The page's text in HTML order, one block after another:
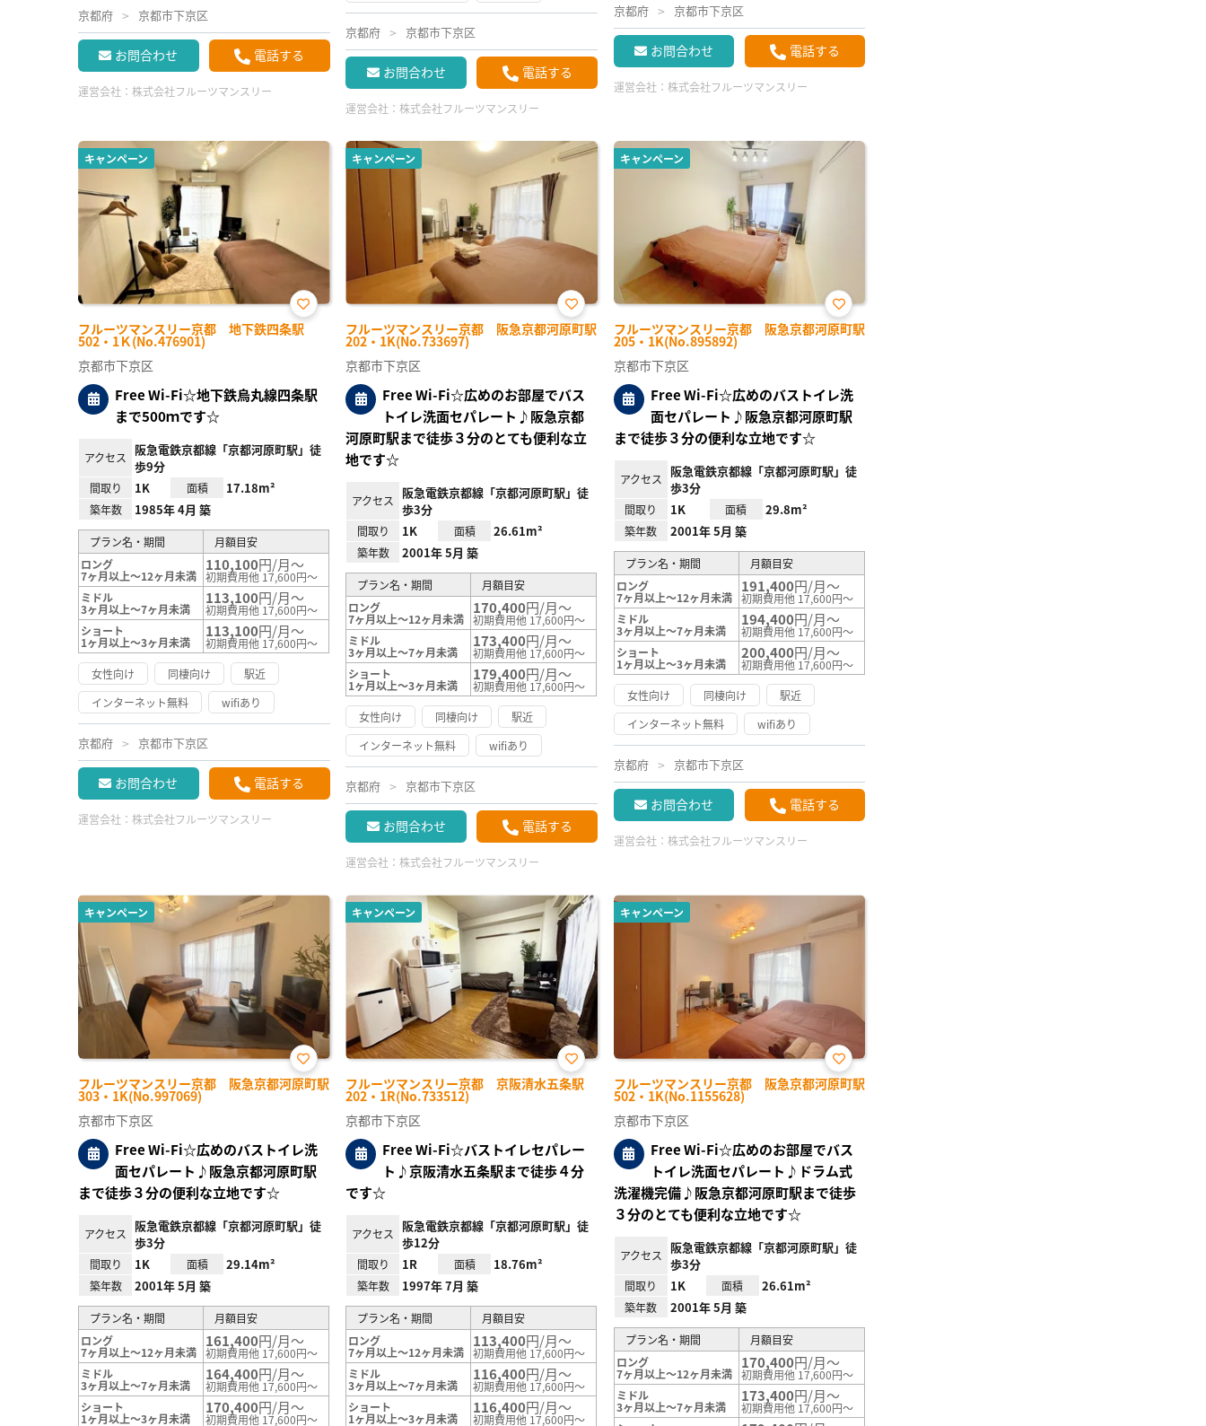
京都府 京都市下京区
お問合わせ 電話する
運営会社： 株式会社フルーツマンスリー
京都府 京都市下京区
お問合わせ 電話する
運営会社：株式会社フルーツマンスリー
京都府 京都市下京区
お問合わせ 電話する
運営会社： 株式会社フルーツマンスリー
キャンペーン
フルーツマンスリー京都 地下鉄四条駅
502・1Ｋ(No.476901)
お気
に入
京都市下京区
Free Wi-Fi☆地下鉄烏丸線四条駅
まで500ｍです☆
アクセス
阪急電鉄京都線「京都河原町駅」徒
歩9分
間取り 1K 面積 17.18m²
築年数 1985年 4月 築
プラン名・期間
月額目安
ロング
7ヶ月以上～12ヶ月未満
110,100円/月～
初期費用他 17,600円～
ミドル
3ヶ月以上～7ヶ月未満
113,100円/月～
初期費用他 17,600円～
ショート
1ヶ月以上～3ヶ月未満
113,100円/月～
初期費用他 17,600円～
女性向け
同棲向け
駅近
インターネット無料
wifiあり
京都府 京都市下京区
お問合わせ 電話する
運営会社： 株式会社フルーツマンスリー
キャンペーン
フルーツマンスリー京都 阪急京都河原町駅
202・1K(No.733697)
お気
に入
京都市下京区
Free Wi-Fi☆広めのお部屋でバス
トイレ洗面セパレート♪阪急京都
河原町駅まで徒歩３分のとても便利な立
地です☆
アクセス
阪急電鉄京都線「京都河原町駅」徒
歩3分
間取り 1K 面積 26.61m²
築年数 2001年 5月 築
プラン名・期間
月額目安
ロング
7ヶ月以上～12ヶ月未満
170,400円/月～
初期費用他 17,600円～
ミドル
3ヶ月以上～7ヶ月未満
173,400円/月～
初期費用他 17,600円～
ショート
1ヶ月以上～3ヶ月未満
179,400円/月～
初期費用他 17,600円～
女性向け
同棲向け
駅近
インターネット無料
wifiあり
京都府 京都市下京区
お問合わせ 電話する
運営会社：株式会社フルーツマンスリー
キャンペーン
フルーツマンスリー京都 阪急京都河原町駅
205・1K(No.895892)
お気
に入
京都市下京区
Free Wi-Fi☆広めのバストイレ洗
面セパレート♪阪急京都河原町駅
まで徒歩３分の便利な立地です☆
アクセス
阪急電鉄京都線「京都河原町駅」徒
歩3分
間取り 1K 面積 29.8m²
築年数 2001年 5月 築
プラン名・期間
月額目安
ロング
7ヶ月以上～12ヶ月未満
191,400円/月～
初期費用他 17,600円～
ミドル
3ヶ月以上～7ヶ月未満
194,400円/月～
初期費用他 17,600円～
ショート
1ヶ月以上～3ヶ月未満
200,400円/月～
初期費用他 17,600円～
女性向け
同棲向け
駅近
インターネット無料
wifiあり
京都府 京都市下京区
お問合わせ 電話する
運営会社： 株式会社フルーツマンスリー
キャンペーン
フルーツマンスリー京都 阪急京都河原町駅
303・1K(No.997069)
お気
に入
京都市下京区
Free Wi-Fi☆広めのバストイレ洗
面セパレート♪阪急京都河原町駅
まで徒歩３分の便利な立地です☆
アクセス
阪急電鉄京都線「京都河原町駅」徒
歩3分
間取り 1K 面積 29.14m²
築年数 2001年 5月 築
プラン名・期間
月額目安
ロング
7ヶ月以上～12ヶ月未満
161,400円/月～
初期費用他 17,600円～
ミドル
3ヶ月以上～7ヶ月未満
164,400円/月～
初期費用他 17,600円～
ショート
1ヶ月以上～3ヶ月未満
170,400円/月～
初期費用他 17,600円～
キャンペーン
フルーツマンスリー京都 京阪清水五条駅
202・1R(No.733512)
お気
に入
京都市下京区
Free Wi-Fi☆バストイレセパレー
ト♪京阪清水五条駅まで徒歩４分
です☆
アクセス
阪急電鉄京都線「京都河原町駅」徒
歩12分
間取り 1R 面積 18.76m²
築年数 1997年 7月 築
プラン名・期間
月額目安
ロング
7ヶ月以上～12ヶ月未満
113,400円/月～
初期費用他 17,600円～
ミドル
3ヶ月以上～7ヶ月未満
116,400円/月～
初期費用他 17,600円～
ショート
1ヶ月以上～3ヶ月未満
116,400円/月～
初期費用他 17,600円～
キャンペーン
フルーツマンスリー京都 阪急京都河原町駅
502・1K(No.1155628)
お気
に入
京都市下京区
Free Wi-Fi☆広めのお部屋でバス
トイレ洗面セパレート♪ドラム式
洗濯機完備♪阪急京都河原町駅まで徒歩
３分のとても便利な立地です☆
アクセス
阪急電鉄京都線「京都河原町駅」徒
歩3分
間取り 1K 面積 26.61m²
築年数 2001年 5月 築
プラン名・期間
月額目安
ロング
7ヶ月以上～12ヶ月未満
170,400円/月～
初期費用他 17,600円～
ミドル
3ヶ月以上～7ヶ月未満
173,400円/月～
初期費用他 17,600円～